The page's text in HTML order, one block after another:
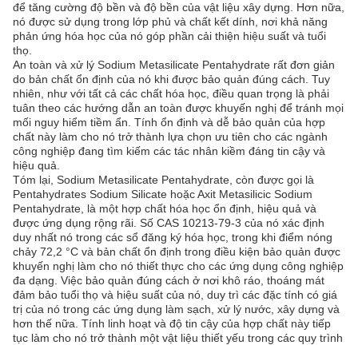
để tăng cường độ bền và độ bền của vật liệu xây dựng. Hơn nữa,
nó được sử dụng trong lớp phủ và chất kết dính, nơi khả năng
phản ứng hóa học của nó góp phần cải thiện hiệu suất và tuổi
thọ.
An toàn và xử lý Sodium Metasilicate Pentahydrate rất đơn giản
do bản chất ổn định của nó khi được bảo quản đúng cách. Tuy
nhiên, như với tất cả các chất hóa học, điều quan trọng là phải
tuân theo các hướng dẫn an toàn được khuyến nghị để tránh mọi
mối nguy hiểm tiềm ẩn. Tính ổn định và dễ bảo quản của hợp
chất này làm cho nó trở thành lựa chọn ưu tiên cho các ngành
công nghiệp đang tìm kiếm các tác nhân kiềm đáng tin cậy và
hiệu quả.
Tóm lại, Sodium Metasilicate Pentahydrate, còn được gọi là
Pentahydrates Sodium Silicate hoặc Axit Metasilicic Sodium
Pentahydrate, là một hợp chất hóa học ổn định, hiệu quả và
được ứng dụng rộng rãi. Số CAS 10213-79-3 của nó xác định
duy nhất nó trong các sổ đăng ký hóa học, trong khi điểm nóng
chảy 72,2 °C và bản chất ổn định trong điều kiện bảo quản được
khuyến nghị làm cho nó thiết thực cho các ứng dụng công nghiệp
đa dạng. Việc bảo quản đúng cách ở nơi khô ráo, thoáng mát
đảm bảo tuổi thọ và hiệu suất của nó, duy trì các đặc tính có giá
trị của nó trong các ứng dụng làm sạch, xử lý nước, xây dựng và
hơn thế nữa. Tính linh hoạt và độ tin cậy của hợp chất này tiếp
tục làm cho nó trở thành một vật liệu thiết yếu trong các quy trình